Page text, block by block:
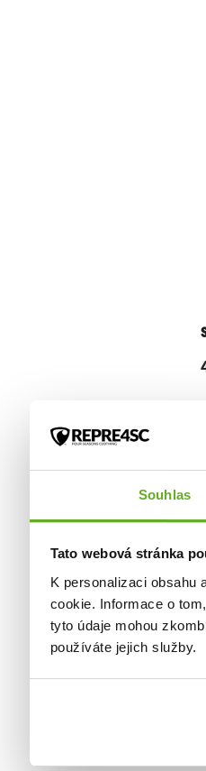
Souhlas
Tato webová stránka
K personalizaci
cookie. Informace o
tyto údaje mohou
používáte jejich služby.